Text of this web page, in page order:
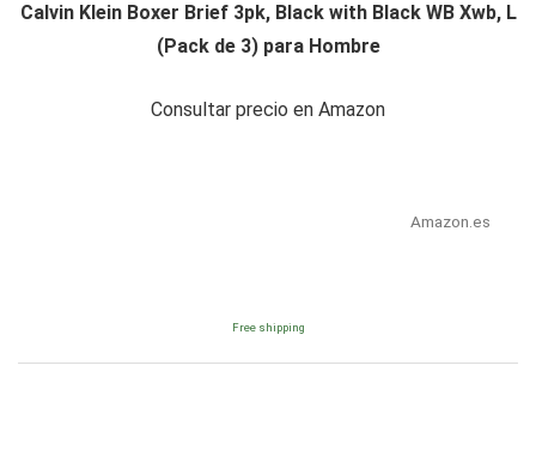
Calvin Klein Boxer Brief 3pk, Black with Black WB Xwb, L
(Pack de 3) para Hombre
Consultar precio en Amazon
Amazon.es
Free shipping